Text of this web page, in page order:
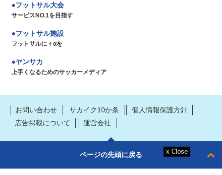
フットサル大会
サービスNO.1を目指す
フットサル施設
フットサルに＋αを
ヤンサカ
上手くなるためのサッカーメディア
お問い合わせ サカイク10か条
個人情報保護方針
広告掲載について
運営会社
ページの先頭に戻る